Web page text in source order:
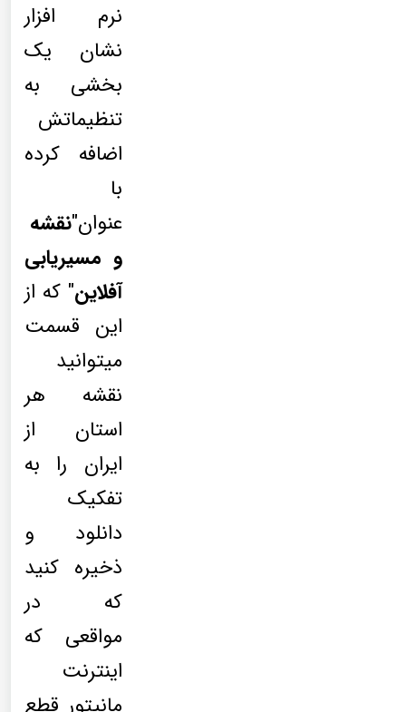
نرم افزار
نشان یک
بخشی به
تنظیماتش
اضافه کرده
با
عنوان"نقشه
و مسیریابی
آفلاین" که از
این قسمت
میتوانید
نقشه هر
استان از
ایران را به
تفکیک
دانلود و
ذخیره کنید
که در
مواقعی که
اینترنت